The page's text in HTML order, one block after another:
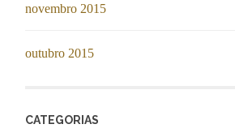
novembro 2015
outubro 2015
CATEGORIAS